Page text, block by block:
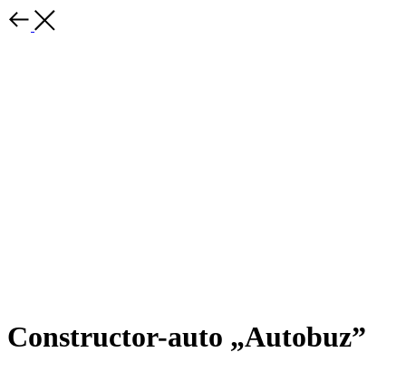
Constructor-auto „Autobuz”